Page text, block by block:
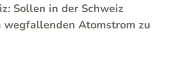
Sollen in der Schweiz
wegfallenden Atomstrom zu